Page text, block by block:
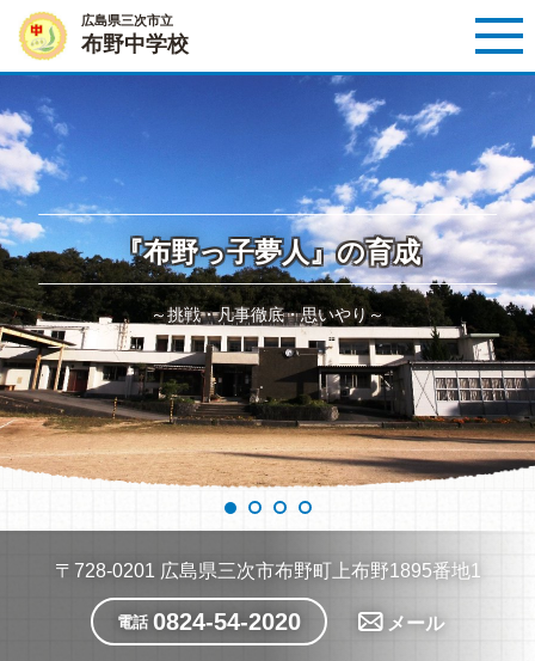
広島県三次市立
布野中学校
『布野っ子夢人』の育成
～挑戦・凡事徹底・思いやり～
〒728-0201 広島県三次市布野町上布野1895番地1
電話 0824-54-2020 メール